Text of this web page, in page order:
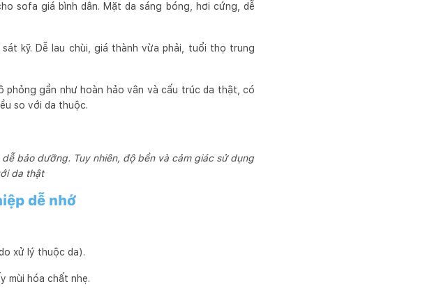
sofa giá bình dân. Mặt da sáng bóng, hơi cứng, dễ
kỹ. Dễ lau chùi, giá thành vừa phải, tuổi thọ trung
phỏng gần như hoàn hảo vân và cấu trúc da thật, có
so với da thuộc.
bảo dưỡng. Tuy nhiên, độ bền và cảm giác sử dụng
da thật
dễ nhớ
xử lý thuộc da).
mùi hóa chất nhẹ.